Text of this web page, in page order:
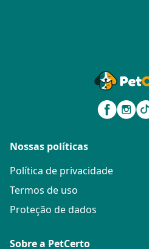
Nossas políticas
Política de privacidade
Termos de uso
Proteção de dados
Sobre a PetCerto